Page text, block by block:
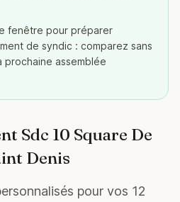
fenêtre pour préparer
de syndic : comparez sans
assemblée
Sdc 10 Square De
Denis
pour vos 12